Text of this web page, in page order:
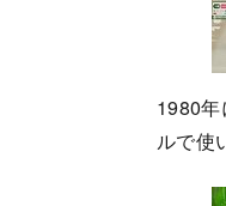
1980
ルで使